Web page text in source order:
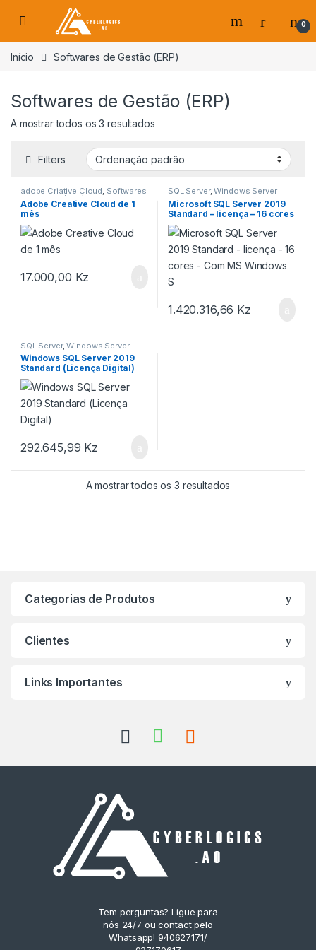
Skip to navigation
0
Início Softwares de Gestão (ERP)
Softwares de Gestão (ERP)
A mostrar todos os 3 resultados
Filters
adobe Criative Cloud, Softwares
de Gestão (ERP)
Adobe Creative Cloud de 1
mês
17.000,00 Kz
SQL Server,Windows Server
Microsoft SQL Server 2019
Standard – licença – 16 cores
– Com MS Windows S
1.420.316,66 Kz
SQL Server,Windows Server
Windows SQL Server 2019
Standard (Licença Digital)
292.645,99 Kz
A mostrar todos os 3 resultados
Categorias de Produtos
Clientes
Links Importantes
Tem perguntas? Ligue para
nós 24/7 ou contact pelo
Whatsapp! 940627171/